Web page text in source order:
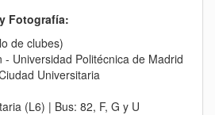
Fotografía:
de clubes)
- Universidad Politécnica de Madrid
Universitaria
(L6) | Bus: 82, F, G y U